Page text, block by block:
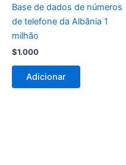
Base de dados de números
de telefone da Albânia 1
milhão
$1.000
Adicionar